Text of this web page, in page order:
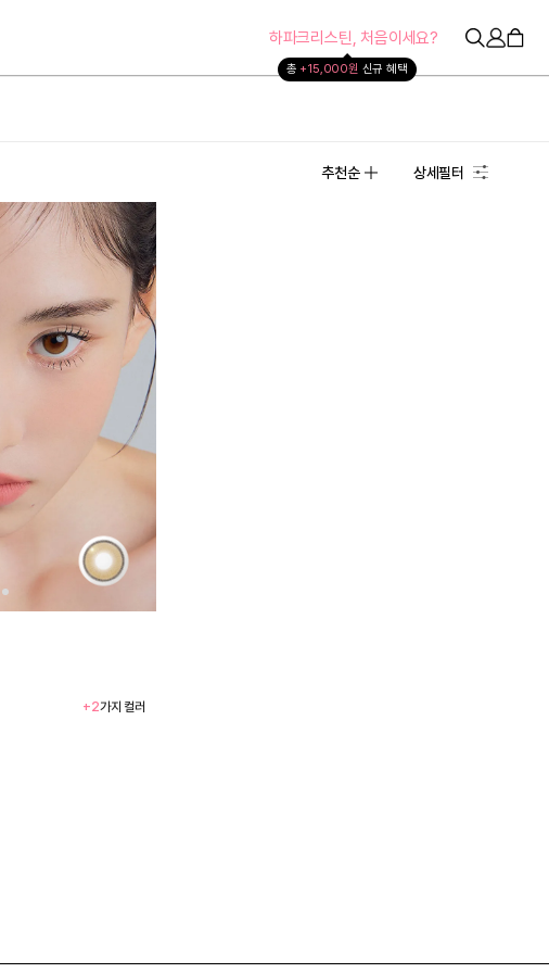
하파크리스틴, 처음이세요?
총 +15,000원 신규 혜택
추천순 상세필터
+2가지 컬러